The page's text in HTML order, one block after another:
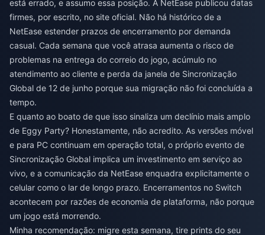
está errado, e assumo essa posição. A NetEase publicou datas
firmes, por escrito, no site oficial. Não há histórico de a
NetEase estender prazos de encerramento por demanda
casual. Cada semana que você atrasa aumenta o risco de
problemas na entrega do correio do jogo, acúmulo no
atendimento ao cliente e perda da janela de Sincronização
Global de 12 de junho porque sua migração não foi concluída a
tempo.
E quanto ao boato de que isso sinaliza um declínio mais amplo
de Eggy Party? Honestamente, não acredito. As versões móvel
e para PC continuam em operação total, o próprio evento de
Sincronização Global implica um investimento em serviço ao
vivo, e a comunicação da NetEase enquadra explicitamente o
celular como o lar de longo prazo. Encerramentos no Switch
acontecem por razões de economia de plataforma, não porque
um jogo está morrendo.
Minha recomendação: migre esta semana, tire prints do seu